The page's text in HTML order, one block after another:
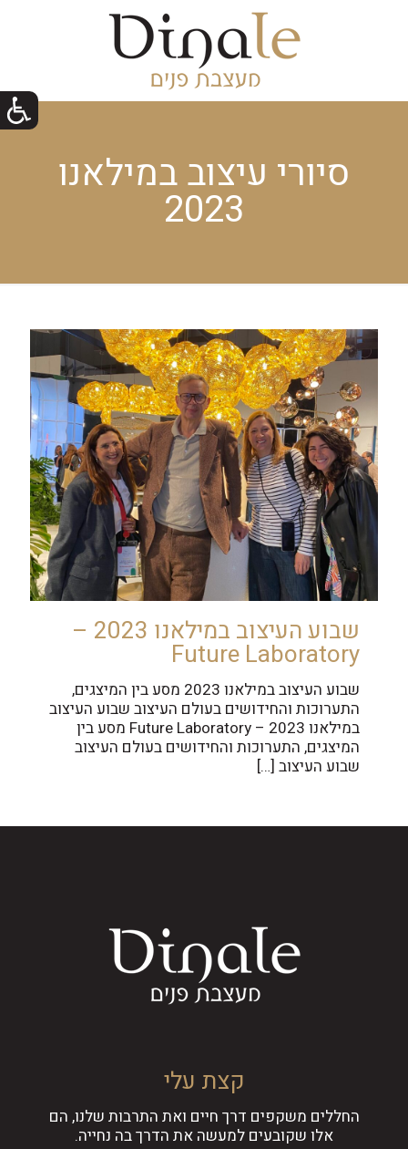
סיורי עיצוב במילאנו
2023
שבוע העיצוב במילאנו 2023 –
Future Laboratory
שבוע העיצוב במילאנו 2023 מסע בין המיצגים,
התערוכות והחידושים בעולם העיצוב שבוע העיצוב
במילאנו 2023 – Future Laboratory מסע בין
המיצגים, התערוכות והחידושים בעולם העיצוב
שבוע העיצוב […]
קצת עלי
החללים משקפים דרך חיים ואת התרבות שלנו, הם
אלו שקובעים למעשה את הדרך בה נחייה.